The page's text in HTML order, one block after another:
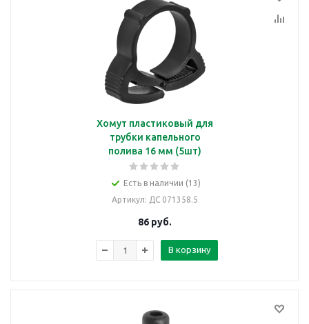
Хомут пластиковый для
трубки капельного
полива 16 мм (5шт)
Есть в наличии (13)
Артикул: ДС 071358.5
86 руб.
В корзину